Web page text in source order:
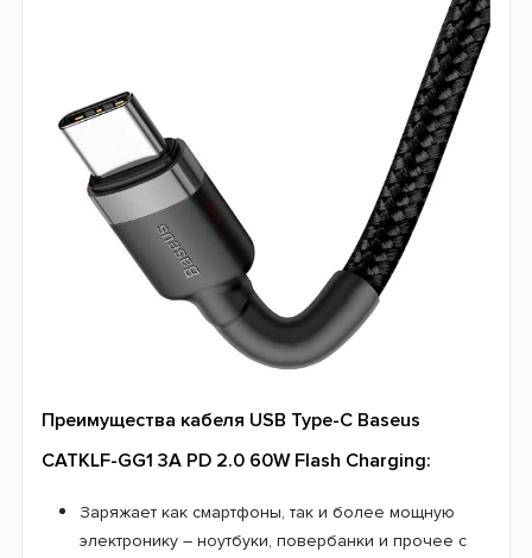
Преимущества кабеля USB Type-C Baseus
CATKLF-GG1 3A PD 2.0 60W Flash Charging:
Заряжает как смартфоны, так и более мощную
электронику – ноутбуки, повербанки и прочее с